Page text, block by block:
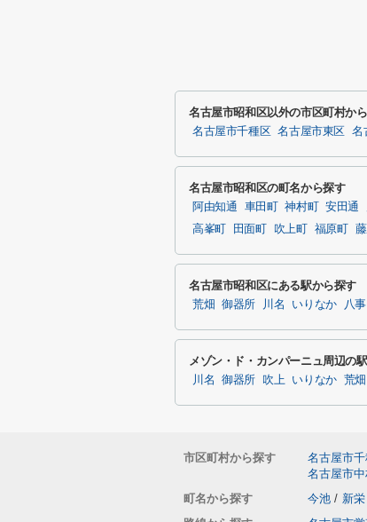
名古屋市昭和区以外の市区町村か
名古屋市千種区 名古屋市東区 名
名古屋市昭和区の町名から探す
阿由知通 車田町 神村町 安田通
高峯町
田面町 吹上町 福原町
名古屋市昭和区にある駅から探す
荒畑 御器所 川名 いりなか 八事
メゾン・ド・カンパーニュ周辺の
川名 御器所 吹上 いりなか 荒畑
市区町村から探す 名古屋市
名古屋市
町名から探す
今池 / 新栄